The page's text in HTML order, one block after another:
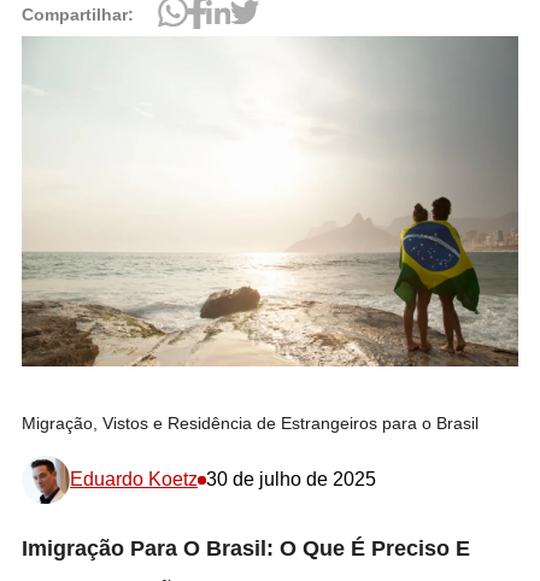
Compartilhar:
Migração, Vistos e Residência de Estrangeiros para o Brasil
Eduardo Koetz 30 de julho de 2025
Imigração Para O Brasil: O Que É Preciso E